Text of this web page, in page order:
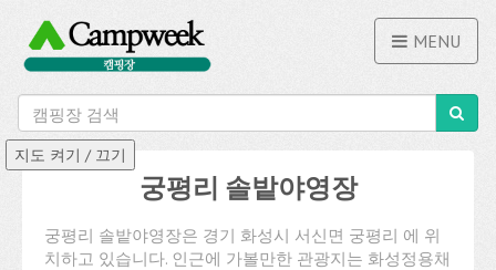
MENU
궁평리 솔밭야영장
궁평리 솔밭야영장은 경기 화성시 서신면 궁평리 에 위
치하고 있습니다. 인근에 가볼만한 관광지는 화성정용채